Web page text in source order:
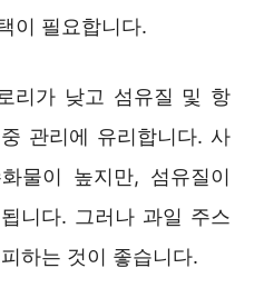
이 필요합니다.
리가 낮고 섬유질 및 항
관리에 유리합니다. 사
물이 높지만, 섬유질이
니다. 그러나 과일 주스
하는 것이 좋습니다.